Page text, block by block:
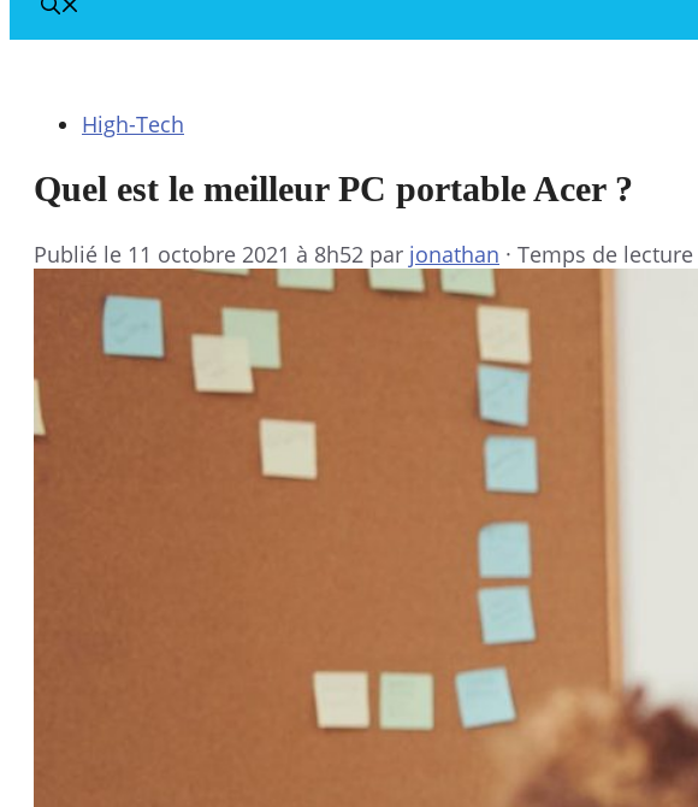
High-Tech
Quel est le meilleur PC portable Acer ?
Publié le 11 octobre 2021 à 8h52 par jonathan · Temps de